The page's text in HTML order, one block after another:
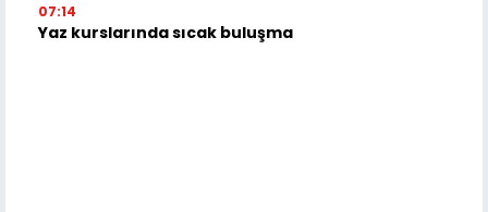
07:14
Yaz kurslarında sıcak buluşma